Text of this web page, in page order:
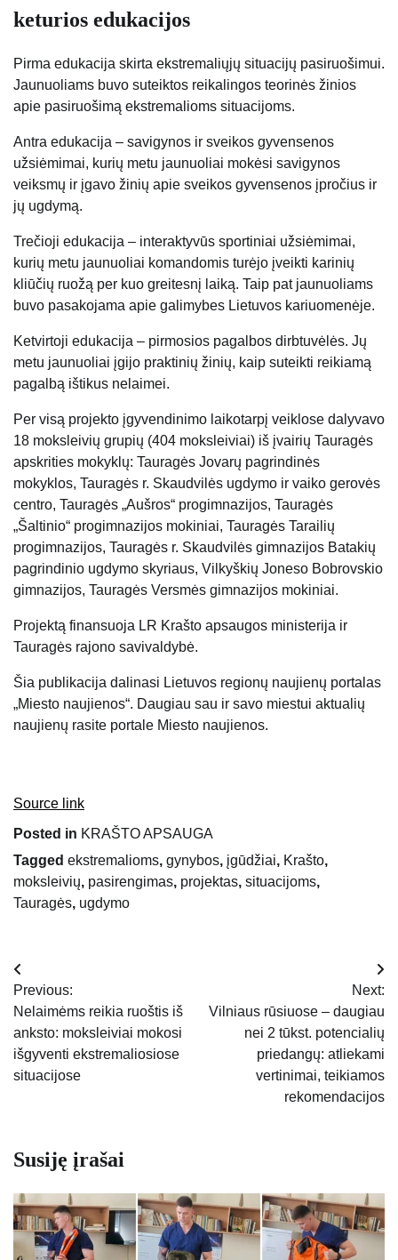
keturios edukacijos
Pirma edukacija skirta ekstremaliųjų situacijų pasiruošimui.
Jaunuoliams buvo suteiktos reikalingos teorinės žinios
apie pasiruošimą ekstremalioms situacijoms.
Antra edukacija – savigynos ir sveikos gyvensenos
užsiėmimai, kurių metu jaunuoliai mokėsi savigynos
veiksmų ir įgavo žinių apie sveikos gyvensenos įpročius ir
jų ugdymą.
Trečioji edukacija – interaktyvūs sportiniai užsiėmimai,
kurių metu jaunuoliai komandomis turėjo įveikti karinių
kliūčių ruožą per kuo greitesnį laiką. Taip pat jaunuoliams
buvo pasakojama apie galimybes Lietuvos kariuomenėje.
Ketvirtoji edukacija – pirmosios pagalbos dirbtuvėlės. Jų
metu jaunuoliai įgijo praktinių žinių, kaip suteikti reikiamą
pagalbą ištikus nelaimei.
Per visą projekto įgyvendinimo laikotarpį veiklose dalyvavo
18 moksleivių grupių (404 moksleiviai) iš įvairių Tauragės
apskrities mokyklų: Tauragės Jovarų pagrindinės
mokyklos, Tauragės r. Skaudvilės ugdymo ir vaiko gerovės
centro, Tauragės „Aušros“ progimnazijos, Tauragės
„Šaltinio“ progimnazijos mokiniai, Tauragės Tarailių
progimnazijos, Tauragės r. Skaudvilės gimnazijos Batakių
pagrindinio ugdymo skyriaus, Vilkyškių Joneso Bobrovskio
gimnazijos, Tauragės Versmės gimnazijos mokiniai.
Projektą finansuoja LR Krašto apsaugos ministerija ir
Tauragės rajono savivaldybė.
Šia publikacija dalinasi Lietuvos regionų naujienų portalas
„Miesto naujienos“. Daugiau sau ir savo miestui aktualių
naujienų rasite portale Miesto naujienos.
Source link
Posted in KRAŠTO APSAUGA
Tagged ekstremalioms, gynybos, įgūdžiai, Krašto,
moksleivių, pasirengimas, projektas, situacijoms,
Tauragės, ugdymo
Navigacija
tarp
įrašų
Previous:
Nelaimėms reikia ruoštis iš
anksto: moksleiviai mokosi
išgyventi ekstremaliosiose
situacijose
Next:
Vilniaus rūsiuose – daugiau
nei 2 tūkst. potencialių
priedangų: atliekami
vertinimai, teikiamos
rekomendacijos
Susiję įrašai